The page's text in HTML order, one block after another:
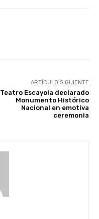
ARTÍCULO SIGUIENTE
Teatro Escayola declarado
Monumento Histórico
Nacional en emotiva
ceremonia